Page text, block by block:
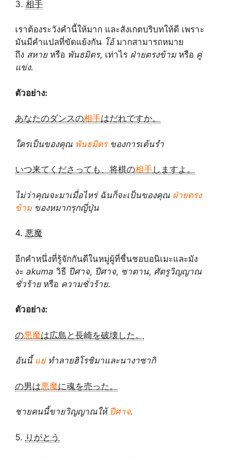
3. 相手
เราต้องระวังคำนี้ให้มาก และสังเกตบริบทให้ดี เพราะ
มันมีคำแปลที่ขัดแย้งกัน โอ้มากสามารถหมาย
ถึง สหายหรือ พันธมิตร, เท่าไร ฝ่ายตรงข้ามหรือ คู่
แข่ง.
ตัวอย่าง:
あなたのダンスの相手はだれですか。
ใครเป็นของคุณ พันธมิตรของการเต้นรำ
いつ来てくださっても、将棋の相手しますよ。
ไม่ว่าคุณจะมาเมื่อไหร่ ฉันก็จะเป็นของคุณ ฝ่ายตรง
ข้ามของหมากรุกญี่ปุ่น
4. 悪魔
อีกคำหนึ่งที่รู้จักกันดีในหมู่ผู้ที่ชื่นชอบอนิเมะและมัง
งะ akuma วิธี ปีศาจ, ปีศาจ, ซาตาน, ศัตรูวิญญาณ
ชั่วร้ายหรือ ความชั่วร้าย.
ตัวอย่าง:
の悪魔は広島と長崎を破壊した。
อันนี้ แย่ทำลายฮิโรชิมาและนางาซากิ
の男は悪魔に魂を売った。
ชายคนนี้ขายวิญญาณให้ ปีศาจ.
5. りがとう